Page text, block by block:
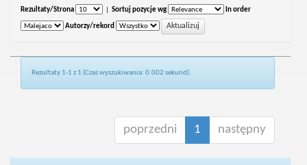
Rezultaty/Strona Sortuj pozycje wg In order
Autorzy/rekord
Rezultaty 1-1 z 1 (Czas wyszukiwania: 0.002 sekund).
poprzedni 1 następny